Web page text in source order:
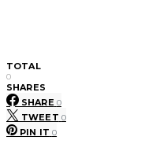
TOTAL
0
SHARES
SHARE 0
TWEET 0
PIN IT 0